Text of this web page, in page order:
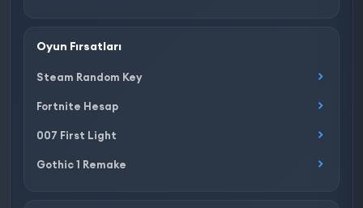
Oyun Fırsatları
Steam Random Key
Fortnite Hesap
007 First Light
Gothic 1 Remake